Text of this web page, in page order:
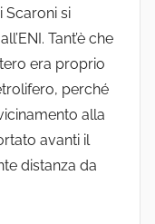
Scaroni si
Tant’è che
era proprio
perché
alla
avanti il
distanza da